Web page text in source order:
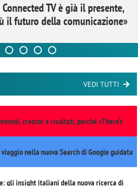
TV è già il presente,
il futuro della comunicazione»
VEDI TUTTI
creator e risultati, perché «There’s
nella nuova Search di Google guidata
gli insight italiani della nuova ricerca di